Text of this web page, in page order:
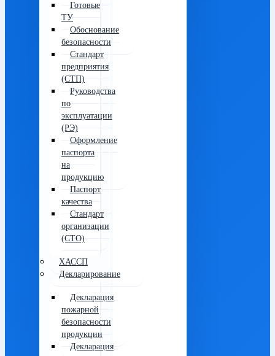
Готовые
ТУ
Обоснование
безопасности
Стандарт
предприятия
(СТП)
Руководства
по
эксплуатации
(РЭ)
Оформление
паспорта
на
продукцию
Паспорт
качества
Стандарт
организации
(СТО)
ХАССП
Декларирование
Декларация
пожарной
безопасности
продукции
Декларация